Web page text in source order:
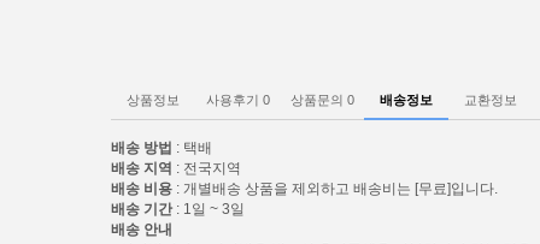
상품정보 사용후기 0 상품문의 0 배송정보 교환정보
배송 방법 : 택배
배송 지역 : 전국지역
배송 비용 : 개별배송 상품을 제외하고 배송비는 [무료]입니다.
배송 기간: 1일 ~ 3일
배송 안내